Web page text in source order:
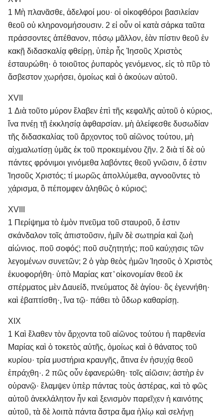
1 Μὴ πλανᾶσθε, ἀδελφοί μου· οἱ οἰκοφθόροι βασιλείαν
θεοῦ οὐ κληρονομήσουσιν. 2 εἰ οὖν οἱ κατὰ σάρκα ταῦτα
πράσσοντες ἀπέθανον, πόσῳ μᾶλλον, ἐὰν πίστιν θεοῦ ἐν
κακῇ διδασκαλίᾳ φθείρῃ, ὑπὲρ ἧς Ἰησοῦς Χριστὸς
ἐσταυρώθη· ὁ τοιοῦτος ῥυπαρὸς γενόμενος, εἰς τὸ πῦρ τὸ
ἄσβεστον χωρήσει, ὁμοίως καὶ ὁ ἀκούων αὐτοῦ.
XVII
1 Διὰ τοῦτο μύρον ἔλαβεν ἐπὶ τῆς κεφαλῆς αὐτοῦ ὁ κύριος,
ἵνα πνέῃ τῇ ἐκκλησίᾳ ἀφθαρσίαν. μὴ ἀλείφεσθε δυσωδίαν
τῆς διδασκαλίας τοῦ ἄρχοντος τοῦ αἰῶνος τούτου, μὴ
αἰχμαλωτίσῃ ὑμᾶς ἐκ τοῦ προκειμένου ζῆν. 2 διὰ τί δὲ οὐ
πάντες φρόνιμοι γινόμεθα λαβόντες θεοῦ γνῶσιν, ὅ ἐστιν
Ἰησοῦς Χριστός; τί μωρῶς ἀπολλύμεθα, αγνοοῦντες τὸ
χάρισμα, ὃ πέπομφεν ἀληθῶς ὁ κύριος̈;
XVIII
1 Περίψημα τὸ ἐμὸν πνεῦμα τοῦ σταυροῦ, ὅ ἐστιν
σκάνδαλον τοῖς ἀπιστοῦσιν, ἡμῖν δὲ σωτηρία καὶ ζωὴ
αἰώνιος. ποῦ σοφός̈; ποῦ συζητητής; ποῦ καύχησις τῶν
λεγομένων συνετῶν; 2 ὁ γὰρ θεὸς ἡμῶν Ἰησοῦς ὁ Χριστὸς
ἐκυοφορήθη· ὑπὸ Μαρίας κατ ̓ οἰκονομίαν θεοῦ ἐκ
σπέρματος μὲν Δαυείδ, πνεύματος δὲ ἁγίου· ὃς ἐγεννήθη·
καὶ ἐβαπτίσθη·, ἵνα τῷ· πάθει τὸ ὕδωρ καθαρίσῃ.
XIX
1 Καὶ ἔλαθεν τὸν ἄρχοντα τοῦ αἰῶνος τούτου ἡ παρθενία
Μαρίας καὶ ὁ τοκετὸς αὐτῆς, ὁμοίως καὶ ὁ θάνατος τοῦ
κυρίου· τρία μυστήρια κραυγῆς, ἅτινα ἐν ἡσυχίᾳ θεοῦ
ἐπράχθη·. 2 πῶς οὖν ἐφανερώθη· τοῖς αἰῶσιν; ἀστὴρ ἐν
οὐρανῷ· ἔλαμψεν ὑπὲρ πάντας τοὺς ἀστέρας, καὶ τὸ φῶς
αὐτοῦ ἀνεκλάλητον ἦν καὶ ξενισμὸν παρεῖχεν ἡ καινότης
αὐτοῦ, τὰ δὲ λοιπὰ πάντα ἄστρα ἅμα ἡλίῳ καὶ σελήνῃ